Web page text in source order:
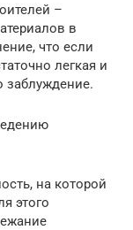
–
в
что если
легкая и
заблуждение.
на которой
этого